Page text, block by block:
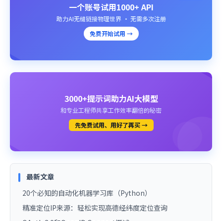
一个账号试用1000+ API
助力AI无缝链接物理世界 · 无需多次注册
免费开始试用 →
3000+提示词助力AI大模型
和专业工程师共享工作效率翻倍的秘密
先免费试用、用好了再买 →
最新文章
20个必知的自动化机器学习库（Python）
精准定位IP来源：轻松实现高德经纬度定位查询